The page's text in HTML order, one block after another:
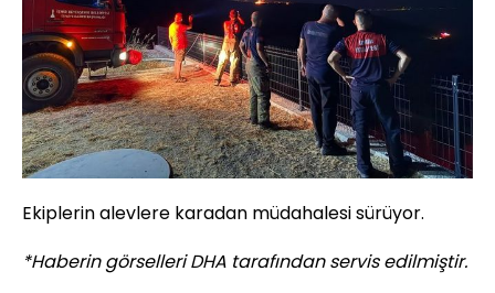
Ekiplerin alevlere karadan müdahalesi sürüyor.
*Haberin görselleri DHA tarafından servis edilmiştir.